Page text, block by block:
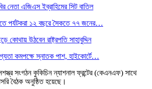
নেতা এজিএস ইব্রাহিমের সিট বাতিল
পর্যটকরা ১২ বছরে সৈকতে ৭৭ জনের…
কোথায় উঠবেন রাষ্ট্রপতি সাহাবুদ্দিন
কমপক্ষে স্নাতক পাশ, হাইকোর্টে…
সংগঠন কুকিচিন ন্যাশনাল ফ্রন্টের (কেএনএফ) সাথে
বৈঠক অনুষ্ঠিত হয়েছে।